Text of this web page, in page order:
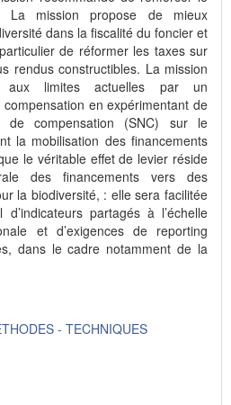
La mission propose de mieux
dans la fiscalité du foncier et
de réformer les taxes sur
rendus constructibles. La mission
aux limites actuelles par un
compensation en expérimentant de
de compensation (SNC) sur le
la mobilisation des financements
le véritable effet de levier réside
des financements vers des
la biodiversité, : elle sera facilitée
d’indicateurs partagés à l’échelle
et d’exigences de reporting
dans le cadre notamment de la
- TECHNIQUES